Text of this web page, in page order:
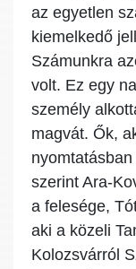
az egyetlen
kiemelkedő
Számunkra
volt. Ez egy
személy
magvát. Ők,
szerint Ara-
a felesége,
aki a közeli
Kolozsvárról